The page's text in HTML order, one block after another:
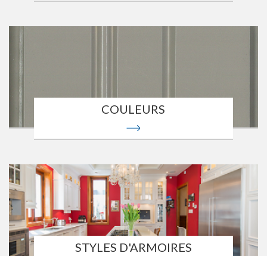
COULEURS
STYLES D'ARMOIRES